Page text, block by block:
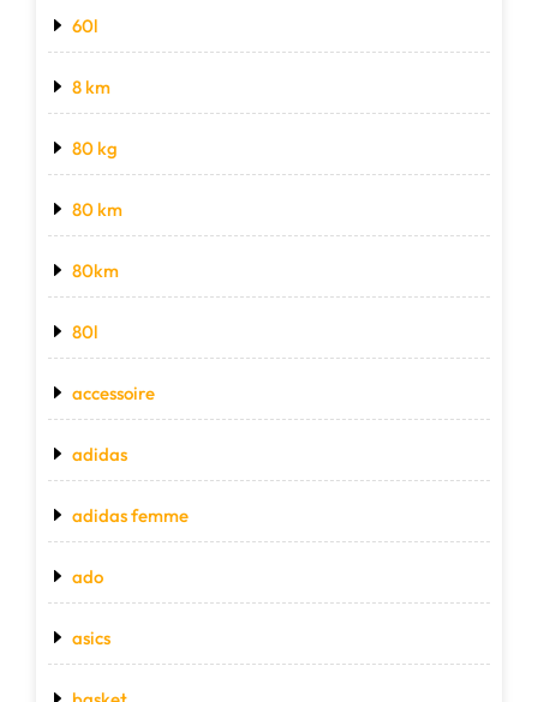
60l
8 km
80 kg
80 km
80km
80l
accessoire
adidas
adidas femme
ado
asics